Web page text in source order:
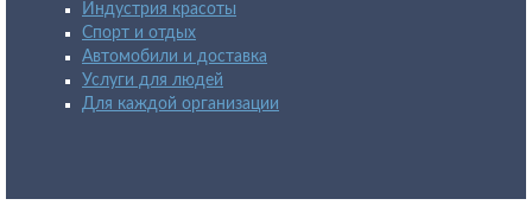
Индустрия красоты
Спорт и отдых
Автомобили и доставка
Услуги для людей
Для каждой организации